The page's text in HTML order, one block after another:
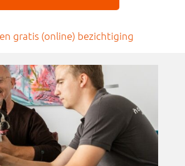
gratis (online) bezichtiging